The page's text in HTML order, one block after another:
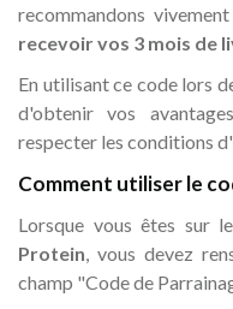
recommandons
recevoir vos 3 mois de
En utilisant ce code lors
d'obtenir vos
respecter les conditions
Comment utiliser le
Lorsque vous êtes sur
Protein, vous devez
champ "Code de